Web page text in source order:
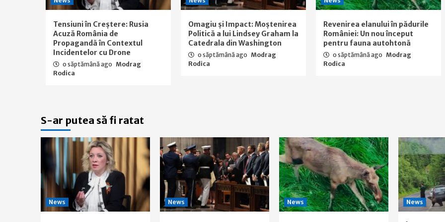
Tensiuni în Creștere: Rusia
Acuză România de
Propagandă în Contextul
Incidentelor cu Drone
o săptămână ago Modrag
Rodica
Omagiu și Impact: Moștenirea
Politică a lui Lindsey Graham la
Catedrala din Washington
o săptămână ago Modrag
Rodica
Revenirea elanului în pădurile
României: Un nou început
pentru fauna autohtonă
o săptămână ago Modrag
Rodica
S-ar putea să fi ratat
News News News News